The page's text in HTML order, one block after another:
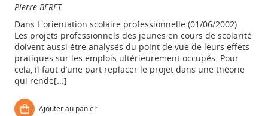
Pierre BERET
Dans L'orientation scolaire professionnelle (01/06/2002)
Les projets professionnels des jeunes en cours de scolarité
doivent aussi être analysés du point de vue de leurs effets
pratiques sur les emplois ultérieurement occupés. Pour
cela, il faut d’une part replacer le projet dans une théorie
qui rende[...]
Ajouter au panier